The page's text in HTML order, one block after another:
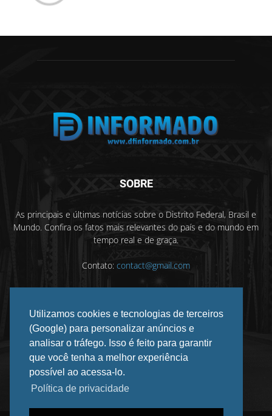
Utilizamos cookies e tecnologias de terceiros
(Google) para personalizar anúncios e
analisar o tráfego. Isso é feito para garantir
que você tenha a melhor experiência
possível ao acessa-lo.
Política de privacidade
SOBRE
As principais e últimas notícias sobre o Distrito Federal, Brasil e
Mundo. Confira os fatos mais relevantes do país e do mundo em
tempo real e de graça.
Contato: contact@gmail.com
SIGA-NOS